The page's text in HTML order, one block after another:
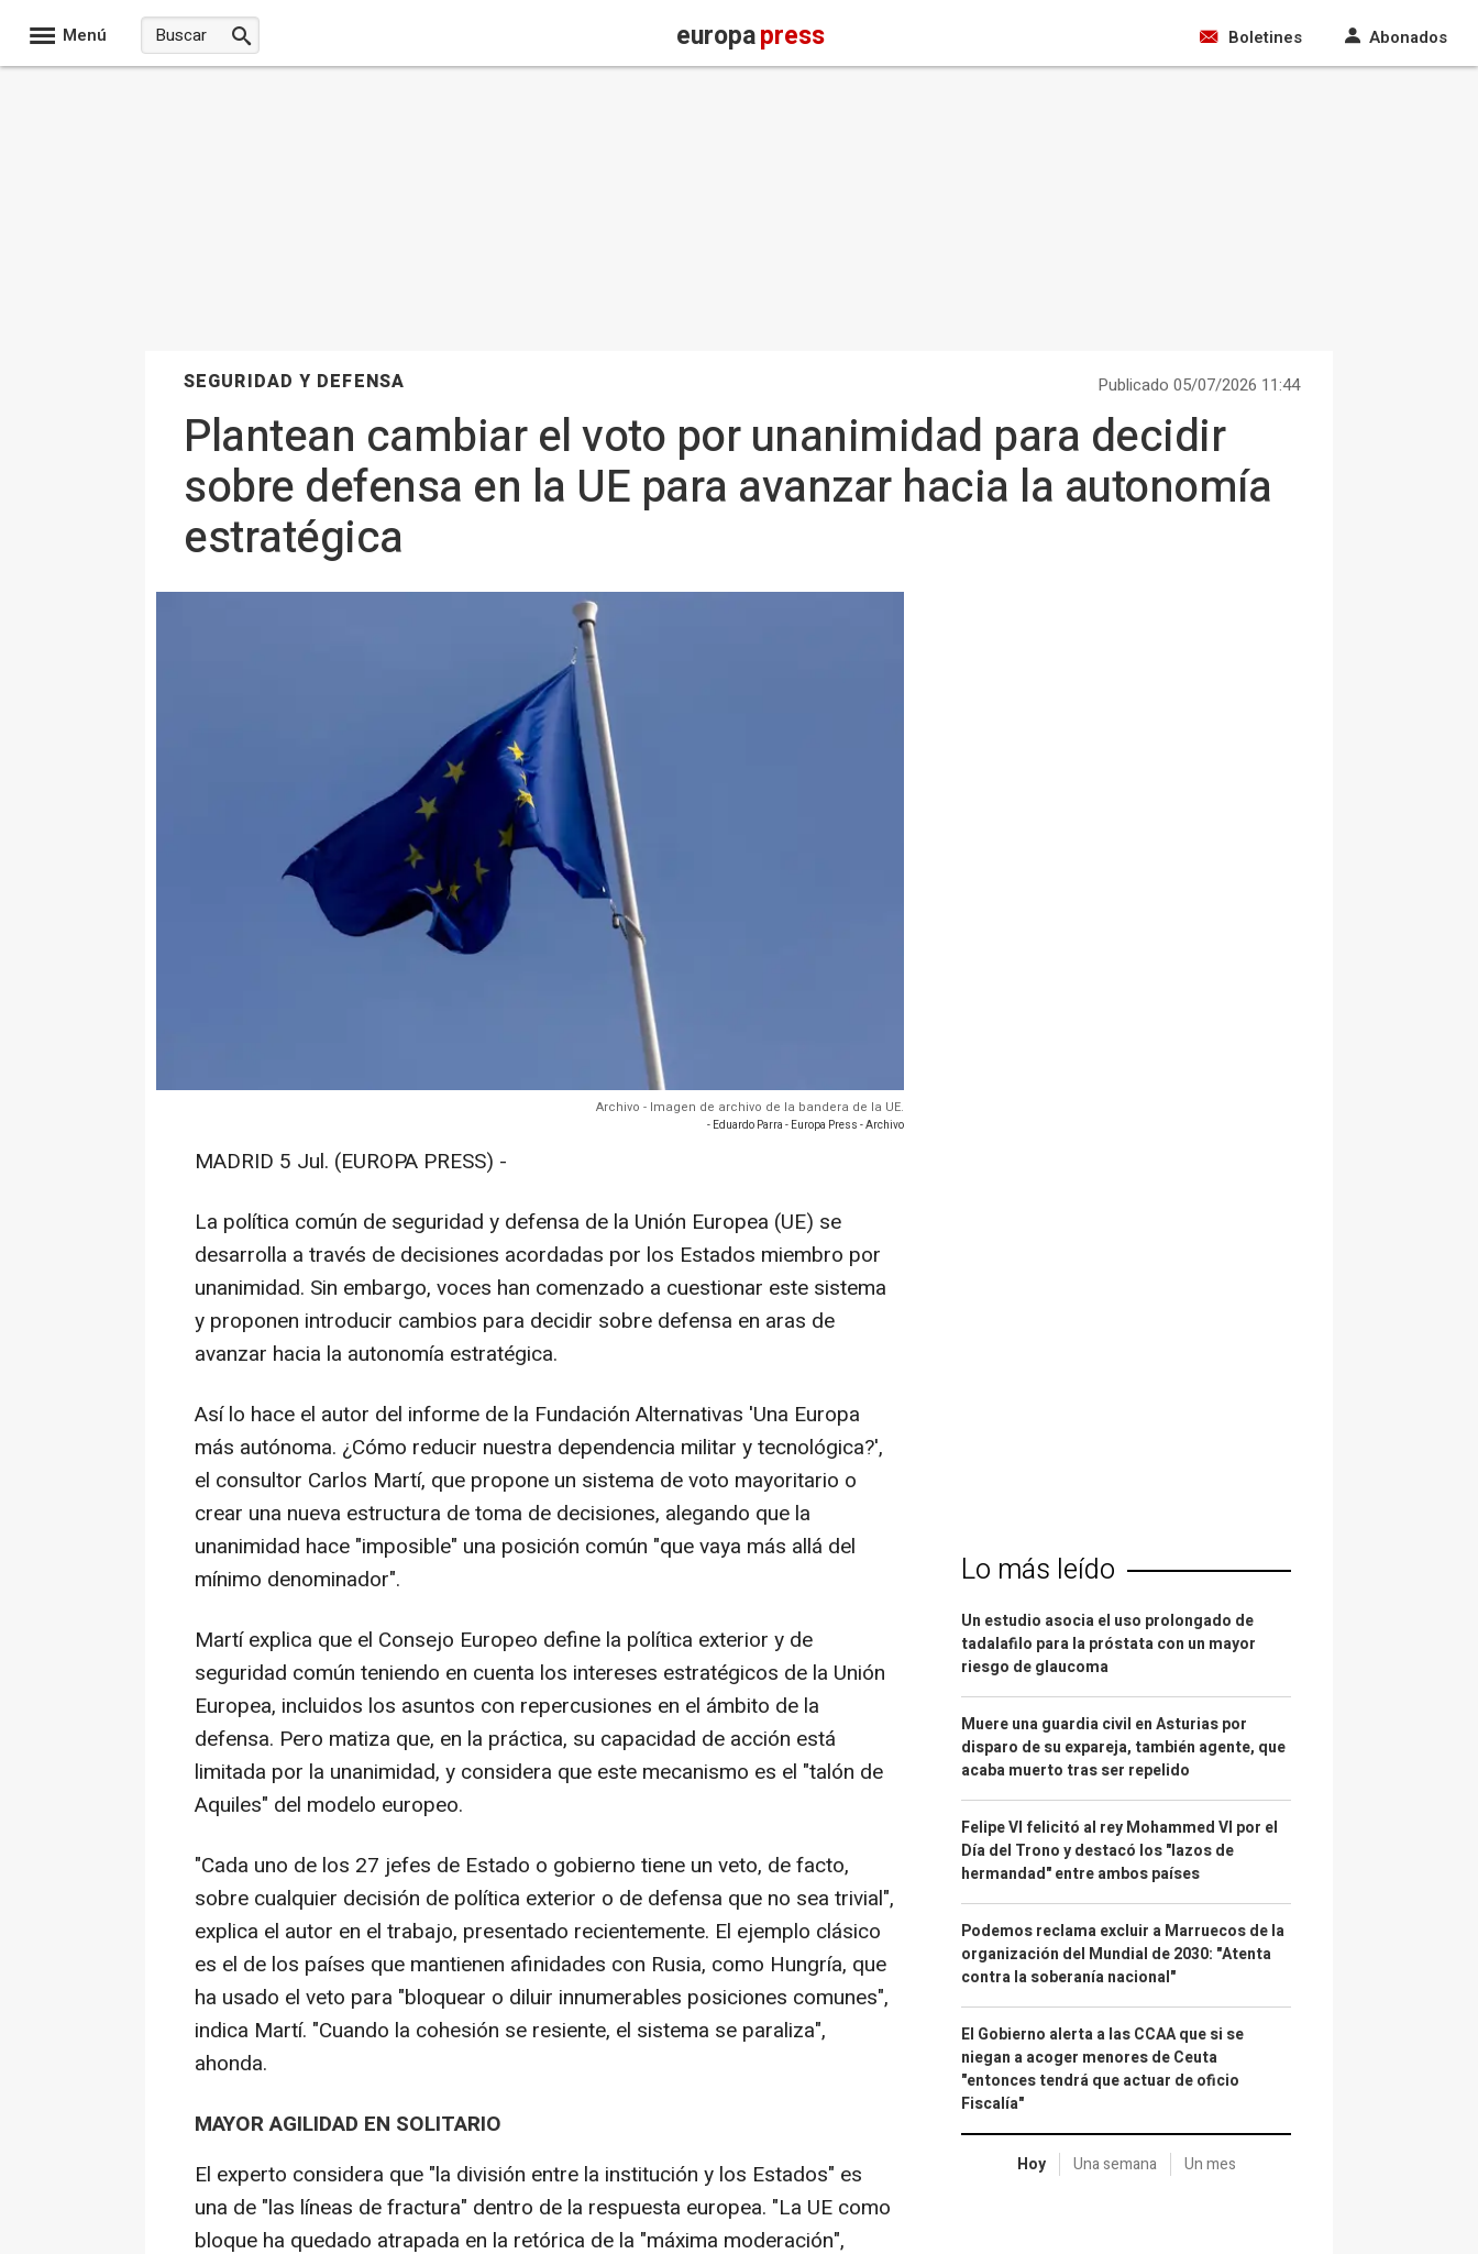
Menú europapress Boletines Abonados
SEGURIDAD Y DEFENSA Publicado 05/07/2026 11:44
Plantean cambiar el voto por unanimidad para decidir
sobre defensa en la UE para avanzar hacia la autonomía
estratégica
Archivo - Imagen de archivo de la bandera de la UE.
- Eduardo Parra - Europa Press - Archivo
MADRID 5 Jul. (EUROPA PRESS) -
La política común de seguridad y defensa de la Unión Europea (UE) se
desarrolla a través de decisiones acordadas por los Estados miembro por
unanimidad. Sin embargo, voces han comenzado a cuestionar este sistema
y proponen introducir cambios para decidir sobre defensa en aras de
avanzar hacia la autonomía estratégica.
Así lo hace el autor del informe de la Fundación Alternativas 'Una Europa
más autónoma. ¿Cómo reducir nuestra dependencia militar y tecnológica?',
el consultor Carlos Martí, que propone un sistema de voto mayoritario o
crear una nueva estructura de toma de decisiones, alegando que la
unanimidad hace "imposible" una posición común "que vaya más allá del
mínimo denominador".
Martí explica que el Consejo Europeo define la política exterior y de
seguridad común teniendo en cuenta los intereses estratégicos de la Unión
Europea, incluidos los asuntos con repercusiones en el ámbito de la
defensa. Pero matiza que, en la práctica, su capacidad de acción está
limitada por la unanimidad, y considera que este mecanismo es el "talón de
Aquiles" del modelo europeo.
"Cada uno de los 27 jefes de Estado o gobierno tiene un veto, de facto,
sobre cualquier decisión de política exterior o de defensa que no sea trivial",
explica el autor en el trabajo, presentado recientemente. El ejemplo clásico
es el de los países que mantienen afinidades con Rusia, como Hungría, que
ha usado el veto para "bloquear o diluir innumerables posiciones comunes",
indica Martí. "Cuando la cohesión se resiente, el sistema se paraliza",
ahonda.
MAYOR AGILIDAD EN SOLITARIO
El experto considera que "la división entre la institución y los Estados" es
una de "las líneas de fractura" dentro de la respuesta europea. "La UE como
bloque ha quedado atrapada en la retórica de la "máxima moderación",
Lo más leído
Un estudio asocia el uso prolongado de
tadalafilo para la próstata con un mayor
riesgo de glaucoma
Muere una guardia civil en Asturias por
disparo de su expareja, también agente, que
acaba muerto tras ser repelido
Felipe VI felicitó al rey Mohammed VI por el
Día del Trono y destacó los "lazos de
hermandad" entre ambos países
Podemos reclama excluir a Marruecos de la
organización del Mundial de 2030: "Atenta
contra la soberanía nacional"
El Gobierno alerta a las CCAA que si se
niegan a acoger menores de Ceuta
"entonces tendrá que actuar de oficio
Fiscalía"
Hoy Una semana Un mes